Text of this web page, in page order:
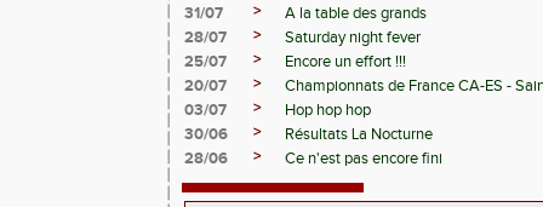
31/07
>
A la table des grands
28/07
>
Saturday night fever
25/07
>
Encore un effort !!!
20/07
>
Championnats de France CA-ES -
03/07
>
Hop hop hop
30/06
>
Résultats La Nocturne
28/06
> Ce n'est pas encore fini